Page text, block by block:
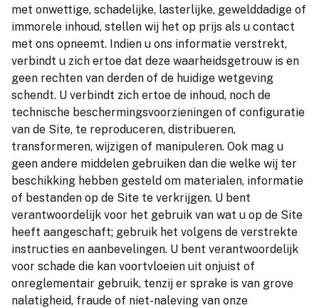
met onwettige, schadelijke, lasterlijke, gewelddadige of
immorele inhoud, stellen wij het op prijs als u contact
met ons opneemt. Indien u ons informatie verstrekt,
verbindt u zich ertoe dat deze waarheidsgetrouw is en
geen rechten van derden of de huidige wetgeving
schendt. U verbindt zich ertoe de inhoud, noch de
technische beschermingsvoorzieningen of configuratie
van de Site, te reproduceren, distribueren,
transformeren, wijzigen of manipuleren. Ook mag u
geen andere middelen gebruiken dan die welke wij ter
beschikking hebben gesteld om materialen, informatie
of bestanden op de Site te verkrijgen. U bent
verantwoordelijk voor het gebruik van wat u op de Site
heeft aangeschaft; gebruik het volgens de verstrekte
instructies en aanbevelingen. U bent verantwoordelijk
voor schade die kan voortvloeien uit onjuist of
onreglementair gebruik, tenzij er sprake is van grove
nalatigheid, fraude of niet-naleving van onze